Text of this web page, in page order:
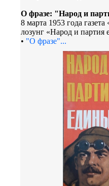
О фразе: "Народ и
8 марта 1953 года
лозунг «Народ и партия
• "О фразе"...